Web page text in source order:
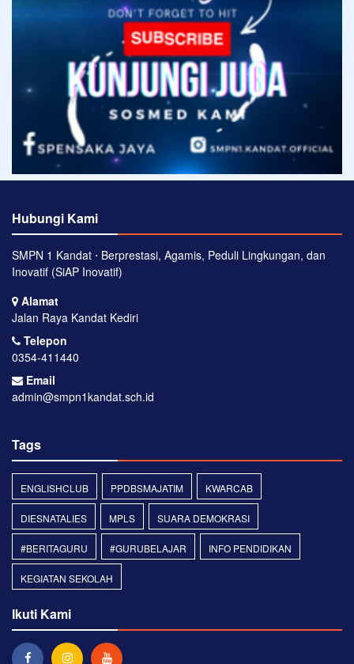
Hubungi Kami
SMPN 1 Kandat ⋅ Berprestasi, Agamis, Peduli Lingkungan, dan
Inovatif (SiAP Inovatif)
Alamat
Jalan Raya Kandat Kediri
Telepon
0354-411440
Email
admin@smpn1kandat.sch.id
Tags
ENGLISHCLUB PPDBSMAJATIM KWARCAB
DIESNATALIES MPLS SUARA DEMOKRASI
#BERITAGURU #GURUBELAJAR INFO PENDIDIKAN
KEGIATAN SEKOLAH
Ikuti Kami